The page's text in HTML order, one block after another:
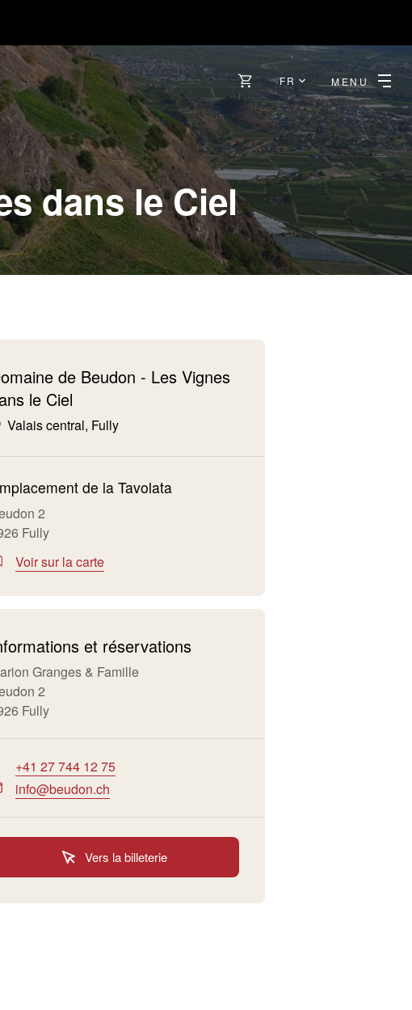
FR MENU
dans le Ciel
de Beudon - Les Vignes
le Ciel
Valais central, Fully
de la Tavolata
2
Fully
Voir sur la carte
et réservations
Granges & Famille
2
Fully
+41 27 744 12 75
info@beudon.ch
Vers la billeterie